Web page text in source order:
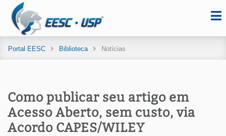
Portal EESC Biblioteca Notícias
Como publicar seu artigo em
Acesso Aberto, sem custo, via
Acordo CAPES/WILEY